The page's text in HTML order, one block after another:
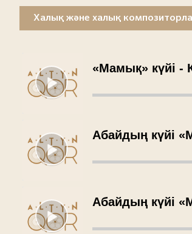
Халық және халық
«Мамық» күйі
Абайдың күйі
Абайдың күйі